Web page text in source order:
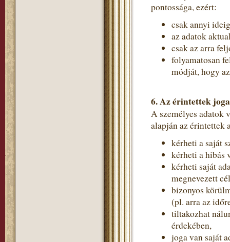
pontossága, ezért:
csak annyi
az adatok
csak az arra
folyamatosan
módját, hogy
6. Az érintettek
A személyes adatok
alapján az érintettek
kérheti a saját
kérheti a hibás
kérheti saját
megnevezett
bizonyos
(pl. arra az
tiltakozhat
érdekében,
joga van saját